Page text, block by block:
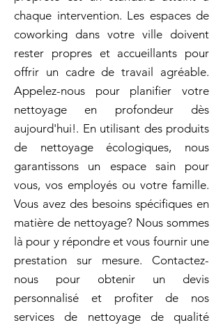
chaque intervention. Les espaces de
coworking dans votre ville doivent
rester propres et accueillants pour
offrir un cadre de travail agréable.
Appelez-nous pour planifier votre
nettoyage en profondeur dès
aujourd'hui!. En utilisant des produits
de nettoyage écologiques, nous
garantissons un espace sain pour
vous, vos employés ou votre famille.
Vous avez des besoins spécifiques en
matière de nettoyage? Nous sommes
là pour y répondre et vous fournir une
prestation sur mesure. Contactez-
nous pour obtenir un devis
personnalisé et profiter de nos
services de nettoyage de qualité